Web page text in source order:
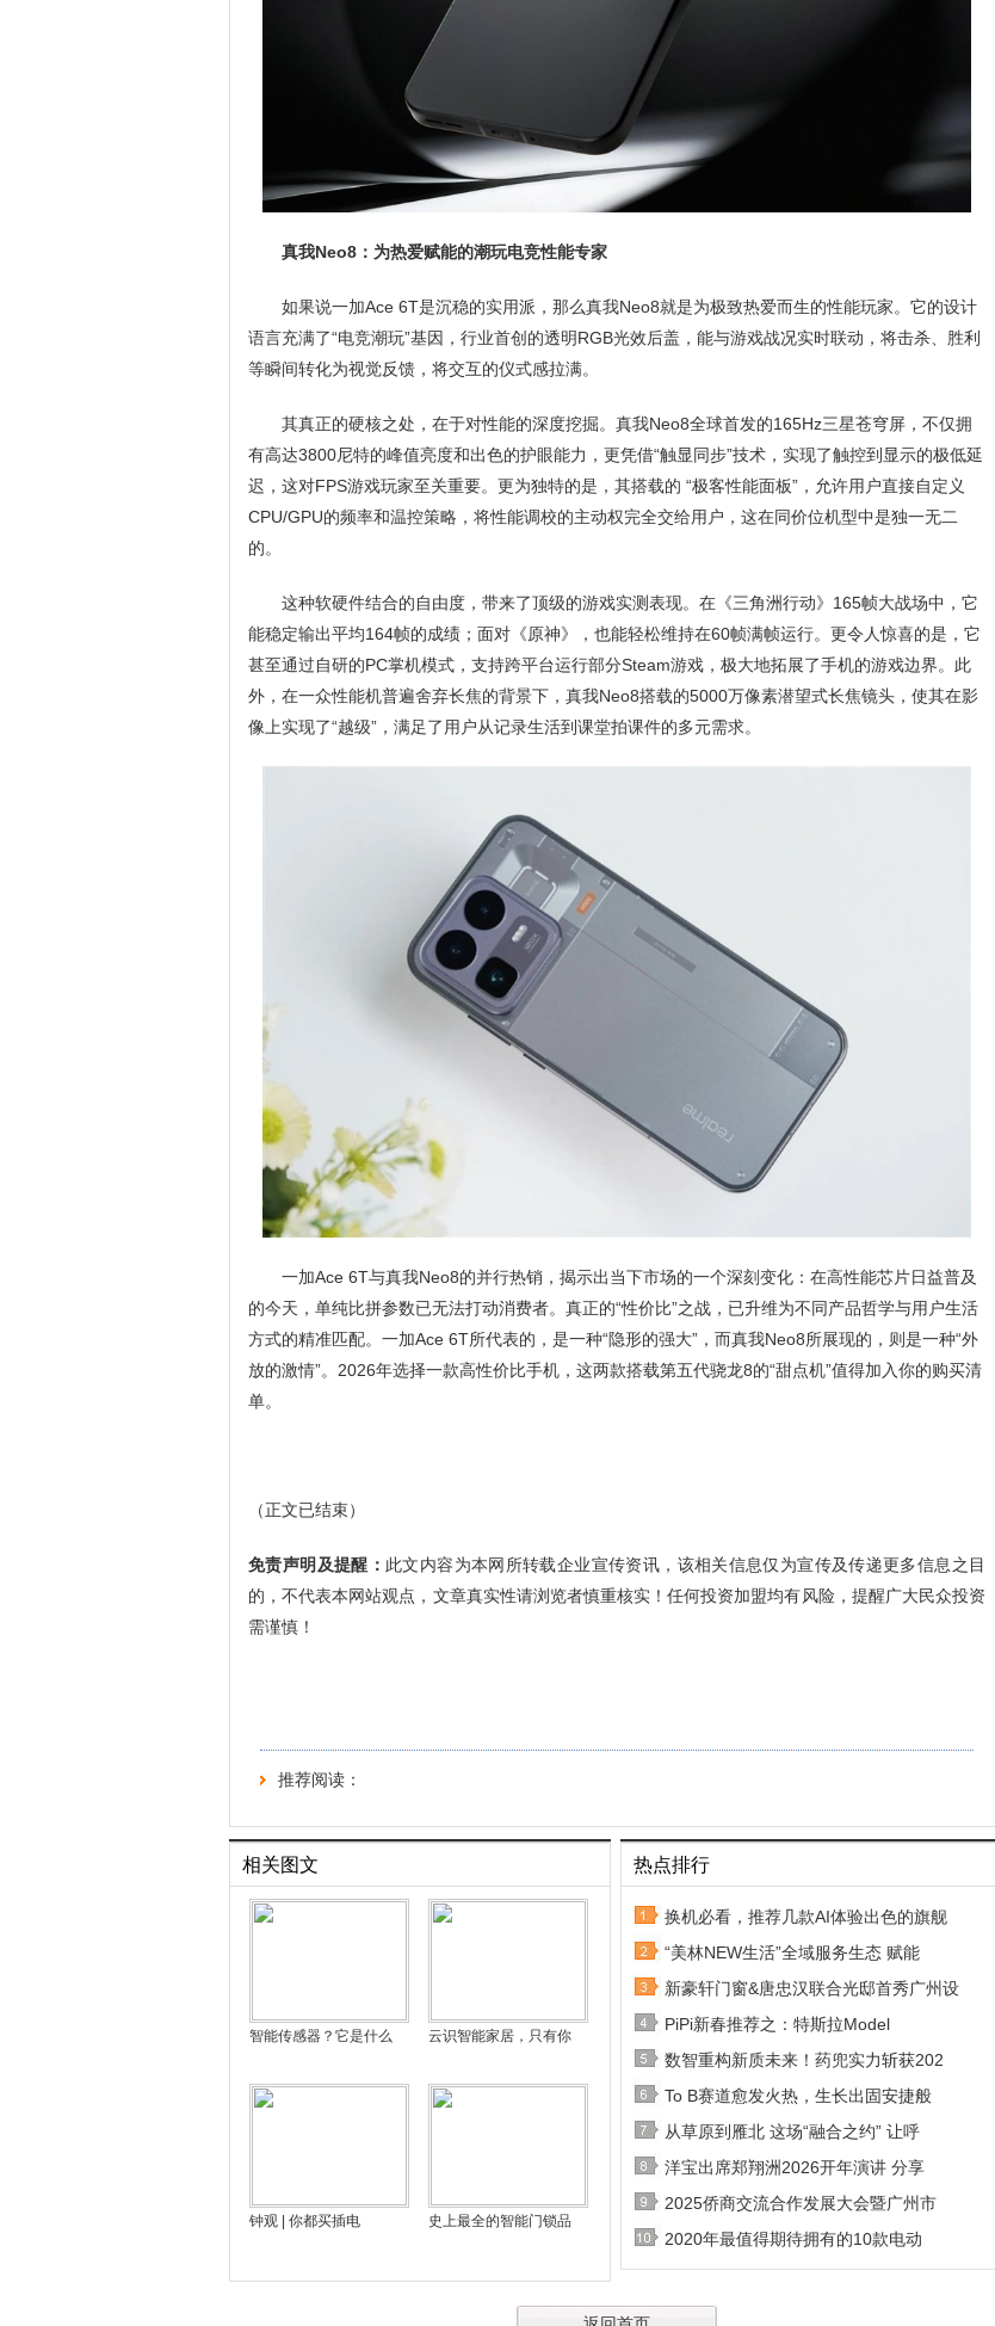
真我Neo8：为热爱赋能的潮玩电竞性能专家
如果说一加Ace 6T是沉稳的实用派，那么真我Neo8就是为极致热爱而生的性能玩家。它的设计
语言充满了“电竞潮玩”基因，行业首创的透明RGB光效后盖，能与游戏战况实时联动，将击杀、胜利
等瞬间转化为视觉反馈，将交互的仪式感拉满。
其真正的硬核之处，在于对性能的深度挖掘。真我Neo8全球首发的165Hz三星苍穹屏，不仅拥
有高达3800尼特的峰值亮度和出色的护眼能力，更凭借“触显同步”技术，实现了触控到显示的极低延
迟，这对FPS游戏玩家至关重要。更为独特的是，其搭载的 “极客性能面板”，允许用户直接自定义
CPU/GPU的频率和温控策略，将性能调校的主动权完全交给用户，这在同价位机型中是独一无二
的。
这种软硬件结合的自由度，带来了顶级的游戏实测表现。在《三角洲行动》165帧大战场中，它
能稳定输出平均164帧的成绩；面对《原神》，也能轻松维持在60帧满帧运行。更令人惊喜的是，它
甚至通过自研的PC掌机模式，支持跨平台运行部分Steam游戏，极大地拓展了手机的游戏边界。此
外，在一众性能机普遍舍弃长焦的背景下，真我Neo8搭载的5000万像素潜望式长焦镜头，使其在影
像上实现了“越级”，满足了用户从记录生活到课堂拍课件的多元需求。
一加Ace 6T与真我Neo8的并行热销，揭示出当下市场的一个深刻变化：在高性能芯片日益普及
的今天，单纯比拼参数已无法打动消费者。真正的“性价比”之战，已升维为不同产品哲学与用户生活
方式的精准匹配。一加Ace 6T所代表的，是一种“隐形的强大”，而真我Neo8所展现的，则是一种“外
放的激情”。2026年选择一款高性价比手机，这两款搭载第五代骁龙8的“甜点机”值得加入你的购买清
单。
（正文已结束）
免责声明及提醒： 此文内容为本网所转载企业宣传资讯，该相关信息仅为宣传及传递更多信息之目
的，不代表本网站观点，文章真实性请浏览者慎重核实！任何投资加盟均有风险，提醒广大民众投资
需谨慎！
推荐阅读：
相关图文
智能传感器？它是什么 云识智能家居，只有你
钟观 | 你都买插电 史上最全的智能门锁品
热点排行
换机必看，推荐几款AI体验出色的旗舰
“美林NEW生活”全域服务生态 赋能
新豪轩门窗&唐忠汉联合光邸首秀广州设
PiPi新春推荐之：特斯拉Model
数智重构新质未来！药兜实力斩获202
To B赛道愈发火热，生长出固安捷般
从草原到雁北 这场“融合之约” 让呼
洋宝出席郑翔洲2026开年演讲 分享
2025侨商交流合作发展大会暨广州市
2020年最值得期待拥有的10款电动